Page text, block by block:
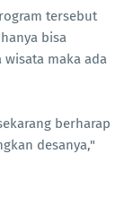
tersebut
bisa
maka ada
berharap
desanya,"